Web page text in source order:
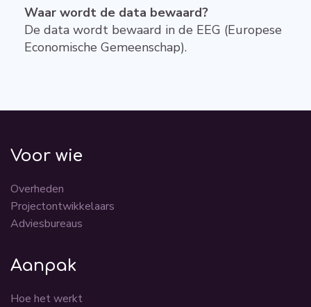
Waar wordt de data bewaard?
De data wordt bewaard in de EEG (Europese
Economische Gemeenschap).
Voor wie
Overheden
Projectontwikkelaars
Adviesbureaus
Aanpak
Hoe het werkt